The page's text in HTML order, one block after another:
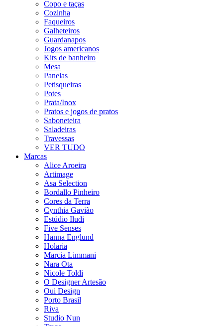
Copo e taças
Cozinha
Faqueiros
Galheteiros
Guardanapos
Jogos americanos
Kits de banheiro
Mesa
Panelas
Petisqueiras
Potes
Prata/Inox
Pratos e jogos de pratos
Saboneteira
Saladeiras
Travessas
VER TUDO
Marcas
Alice Aroeira
Artimage
Asa Selection
Bordallo Pinheiro
Cores da Terra
Cynthia Gavião
Estúdio Iludi
Five Senses
Hanna Englund
Holaria
Marcia Limmani
Nara Ota
Nicole Toldi
O Designer Artesão
Oui Design
Porto Brasil
Riva
Studio Nun